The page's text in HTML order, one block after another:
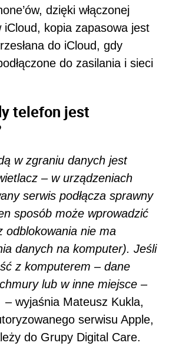
dzięki włączonej
iCloud, kopia zapasowa jest
do iCloud, gdy
do zasilania i sieci
telefon jest
w zgraniu danych jest
– w urządzeniach
serwis podłącza sprawny
sposób może wprowadzić
odblokowania nie ma
danych na komputer). Jeśli
z komputerem – dane
lub w inne miejsce –
– wyjaśnia Mateusz Kukla,
serwisu Apple,
do Grupy Digital Care.